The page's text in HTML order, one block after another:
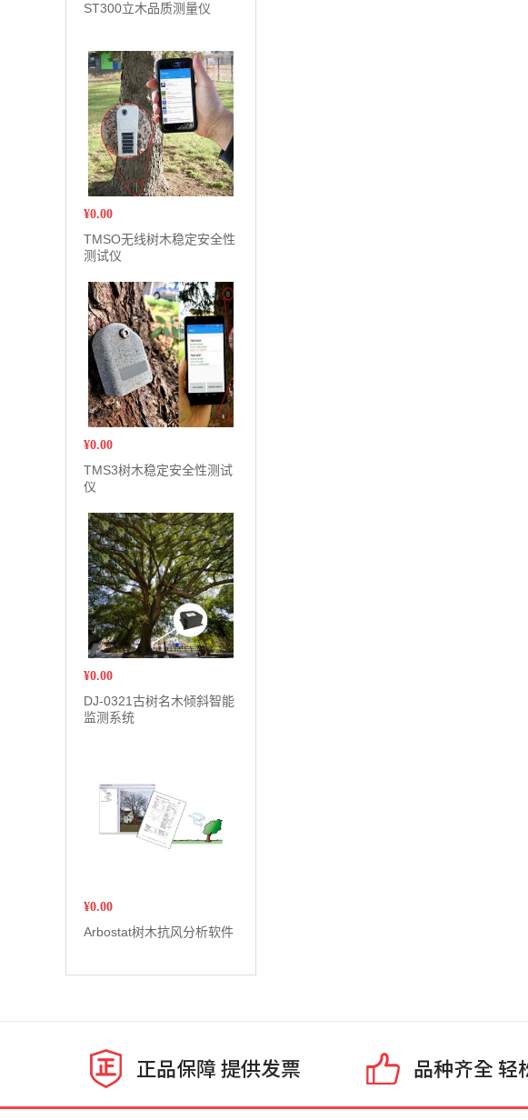
ST300立木品质测量仪
¥0.00
TMSO无线树木稳定安全性
测试仪
¥0.00
TMS3树木稳定安全性测试
仪
¥0.00
DJ-0321古树名木倾斜智能
监测系统
¥0.00
Arbostat树木抗风分析软件